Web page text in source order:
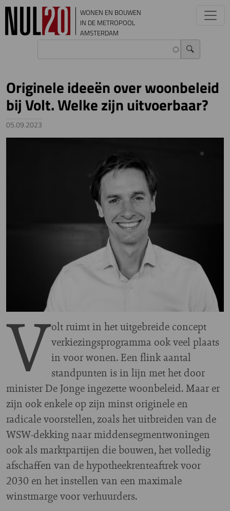
Overslaan en naar de inhoud gaan
WONEN EN BOUWEN
IN DE METROPOOL
AMSTERDAM
Originele ideeën over woonbeleid
bij Volt. Welke zijn uitvoerbaar?
05.09.2023
Volt ruimt in het uitgebreide concept
verkiezingsprogramma ook veel plaats
in voor wonen. Een flink aantal
standpunten is in lijn met het door
minister De Jonge ingezette woonbeleid. Maar er
zijn ook enkele op zijn minst originele en
radicale voorstellen, zoals het uitbreiden van de
WSW-dekking naar middensegmentwoningen
ook als marktpartijen die bouwen, het volledig
afschaffen van de hypotheekrenteaftrek voor
2030 en het instellen van een maximale
winstmarge voor verhuurders.